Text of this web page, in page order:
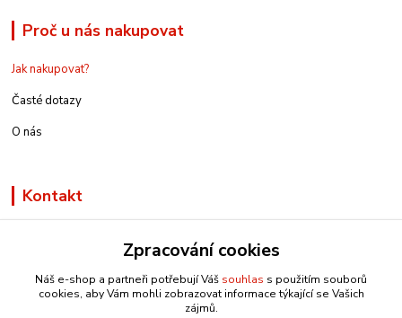
Proč u nás nakupovat
Jak nakupovat?
Časté dotazy
O nás
Kontakt
info@e-rucniprace.cz
Zpracování cookies
Náš e-shop a partneři potřebují Váš souhlas s použitím souborů
cookies, aby Vám mohli zobrazovat informace týkající se Vašich
zájmů.